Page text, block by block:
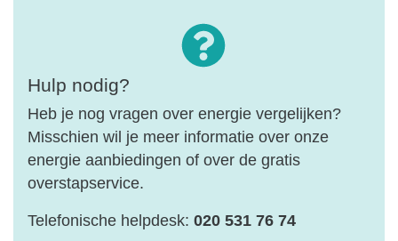
Hulp nodig?
Heb je nog vragen over energie vergelijken?
Misschien wil je meer informatie over onze
energie aanbiedingen of over de gratis
overstapservice.
Telefonische helpdesk: 020 531 76 74